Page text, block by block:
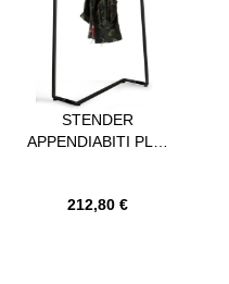
STENDER
APPENDIABITI PLIÈ
VERNICIATO NERO
212,80 €